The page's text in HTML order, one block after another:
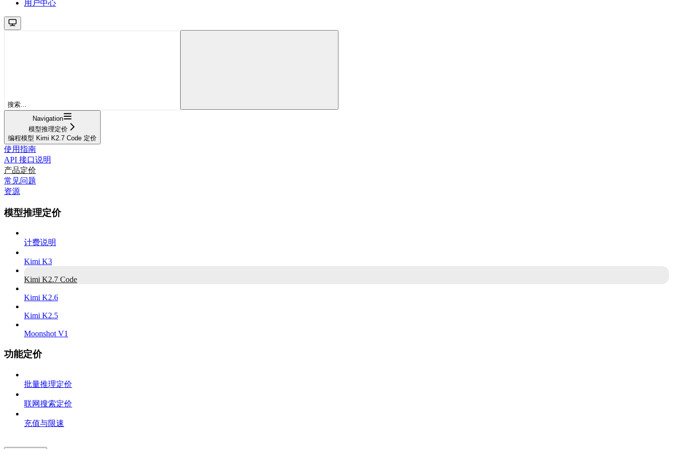
用户中心
搜索...
Navigation
模型推理定价
编程模型 Kimi K2.7 Code 定价
使用指南
API 接口说明
产品定价
常见问题
资源
模型推理定价
计费说明
Kimi K3
Kimi K2.7 Code
Kimi K2.6
Kimi K2.5
Moonshot V1
功能定价
批量推理定价
联网搜索定价
充值与限速